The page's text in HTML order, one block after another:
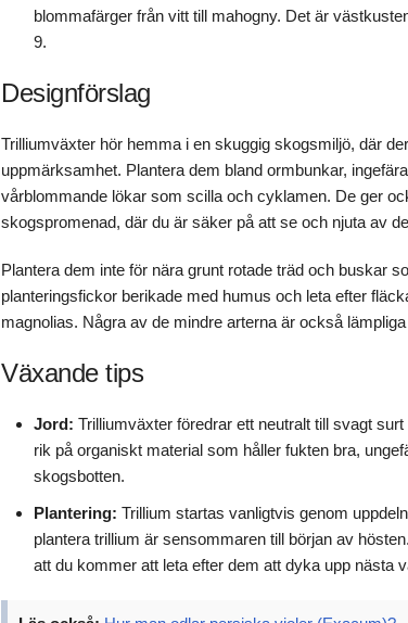
blommafärger från vitt till mahogny. Det är
9.
Designförslag
Trilliumväxter hör hemma i en skuggig skogsmiljö, där
uppmärksamhet. Plantera dem bland ormbunkar,
vårblommande lökar som scilla och cyklamen. De ger
skogspromenad, där du är säker på att se och njuta av
Plantera dem inte för nära grunt rotade träd och buskar
planteringsfickor berikade med humus och leta efter
magnolias. Några av de mindre arterna är också
Växande tips
Jord: Trilliumväxter föredrar ett neutralt till svagt
rik på organiskt material som håller fukten bra,
skogsbotten.
Plantering: Trillium startas vanligtvis genom
plantera trillium är sensommaren till början av
att du kommer att leta efter dem att dyka upp nästa